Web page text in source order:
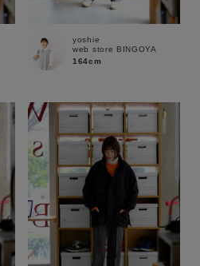
yoshie
web store BINGOYA
164cm